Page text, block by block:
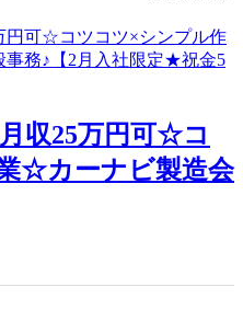
収25万円可☆コ
☆カーナビ製造会